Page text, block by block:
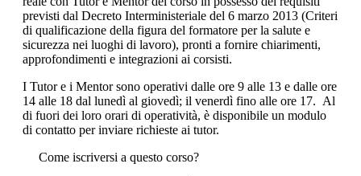
previsti dal Decreto Interministeriale del 6 marzo 2013 (Criteri
di qualificazione della figura del formatore per la salute e
sicurezza nei luoghi di lavoro), pronti a fornire chiarimenti,
approfondimenti e integrazioni ai corsisti.
I Tutor e i Mentor sono operativi dalle ore 9 alle 13 e dalle ore
14 alle 18 dal lunedì al giovedì; il venerdì fino alle ore 17. Al
di fuori dei loro orari di operatività, è disponibile un modulo
di contatto per inviare richieste ai tutor.
Come iscriversi a questo corso?